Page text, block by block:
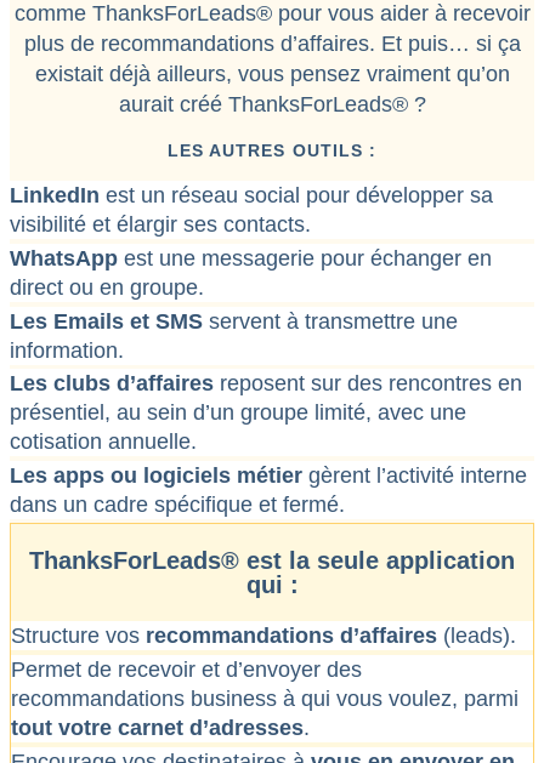
comme ThanksForLeads® pour vous aider à recevoir
plus de recommandations d’affaires. Et puis… si ça
existait déjà ailleurs, vous pensez vraiment qu’on
aurait créé ThanksForLeads® ?
LES AUTRES OUTILS :
LinkedIn est un réseau social pour développer sa
visibilité et élargir ses contacts.
WhatsApp est une messagerie pour échanger en
direct ou en groupe.
Les Emails et SMS servent à transmettre une
information.
Les clubs d’affaires reposent sur des rencontres en
présentiel, au sein d’un groupe limité, avec une
cotisation annuelle.
Les apps ou logiciels métier gèrent l’activité interne
dans un cadre spécifique et fermé.
ThanksForLeads® est la seule application
qui :
Structure vos recommandations d’affaires (leads).
Permet de recevoir et d’envoyer des
recommandations business à qui vous voulez, parmi
tout votre carnet d’adresses.